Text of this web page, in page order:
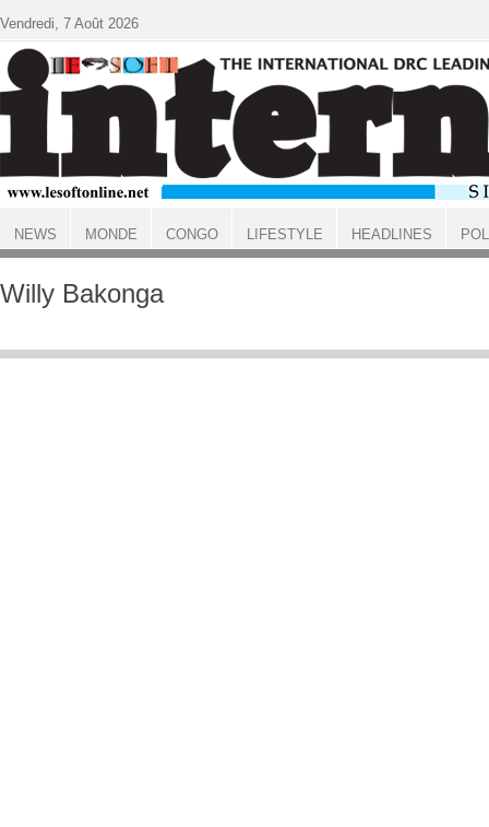
ACCUEIL
Willy Bakonga
Vendredi, 7 Août 2026
NEWS MONDE CONGO LIFESTYLE HEADLINES